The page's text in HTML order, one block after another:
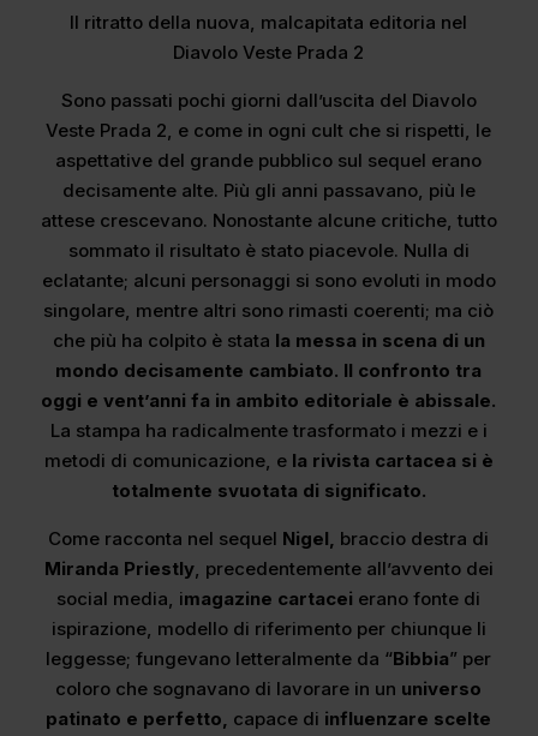
Il ritratto della nuova, malcapitata editoria nel
Diavolo Veste Prada 2
Sono passati pochi giorni dall’uscita del Diavolo
Veste Prada 2, e come in ogni cult che si rispetti, le
aspettative del grande pubblico sul sequel erano
decisamente alte. Più gli anni passavano, più le
attese crescevano. Nonostante alcune critiche, tutto
sommato il risultato è stato piacevole. Nulla di
eclatante; alcuni personaggi si sono evoluti in modo
singolare, mentre altri sono rimasti coerenti; ma ciò
che più ha colpito è stata la messa in scena di un
mondo decisamente cambiato. Il confronto tra
oggi e vent’anni fa in ambito editoriale è abissale.
La stampa ha radicalmente trasformato i mezzi e i
metodi di comunicazione, e la rivista cartacea si è
totalmente svuotata di significato.
Come racconta nel sequel Nigel, braccio destra di
Miranda Priestly, precedentemente all’avvento dei
social media, imagazine cartacei erano fonte di
ispirazione, modello di riferimento per chiunque li
leggesse; fungevano letteralmente da “Bibbia” per
coloro che sognavano di lavorare in un universo
patinato e perfetto, capace di influenzare scelte